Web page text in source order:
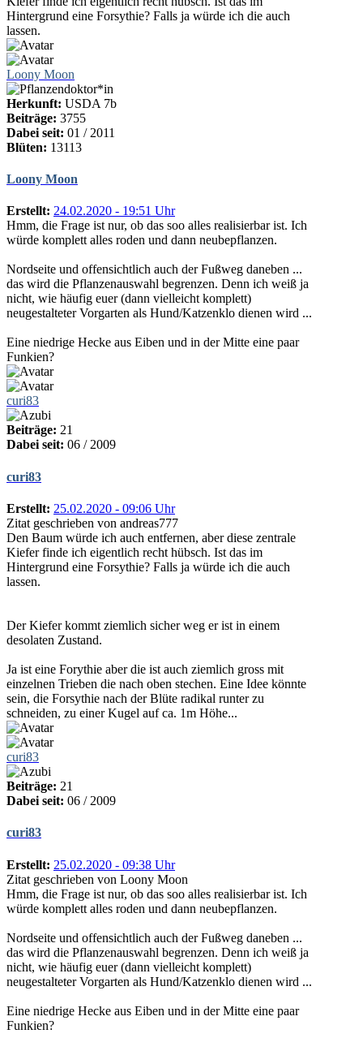
Hintergrund eine Forsythie? Falls ja würde ich die auch
lassen.
Loony Moon
Herkunft: USDA 7b
Beiträge: 3755
Dabei seit: 01 / 2011
Blüten: 13113
Loony Moon
Erstellt: 24.02.2020 - 19:51 Uhr
Hmm, die Frage ist nur, ob das soo alles realisierbar ist. Ich
würde komplett alles roden und dann neubepflanzen.
Nordseite und offensichtlich auch der Fußweg daneben ...
das wird die Pflanzenauswahl begrenzen. Denn ich weiß ja
nicht, wie häufig euer (dann vielleicht komplett)
neugestalteter Vorgarten als Hund/Katzenklo dienen wird ...
Eine niedrige Hecke aus Eiben und in der Mitte eine paar
Funkien?
curi83
Beiträge: 21
Dabei seit: 06 / 2009
curi83
Erstellt: 25.02.2020 - 09:06 Uhr
Zitat geschrieben von andreas777
Den Baum würde ich auch entfernen, aber diese zentrale
Kiefer finde ich eigentlich recht hübsch. Ist das im
Hintergrund eine Forsythie? Falls ja würde ich die auch
lassen.
Der Kiefer kommt ziemlich sicher weg er ist in einem
desolaten Zustand.
Ja ist eine Forythie aber die ist auch ziemlich gross mit
einzelnen Trieben die nach oben stechen. Eine Idee könnte
sein, die Forsythie nach der Blüte radikal runter zu
schneiden, zu einer Kugel auf ca. 1m Höhe...
curi83
Beiträge: 21
Dabei seit: 06 / 2009
curi83
Erstellt: 25.02.2020 - 09:38 Uhr
Zitat geschrieben von Loony Moon
Hmm, die Frage ist nur, ob das soo alles realisierbar ist. Ich
würde komplett alles roden und dann neubepflanzen.
Nordseite und offensichtlich auch der Fußweg daneben ...
das wird die Pflanzenauswahl begrenzen. Denn ich weiß ja
nicht, wie häufig euer (dann vielleicht komplett)
neugestalteter Vorgarten als Hund/Katzenklo dienen wird ...
Eine niedrige Hecke aus Eiben und in der Mitte eine paar
Funkien?